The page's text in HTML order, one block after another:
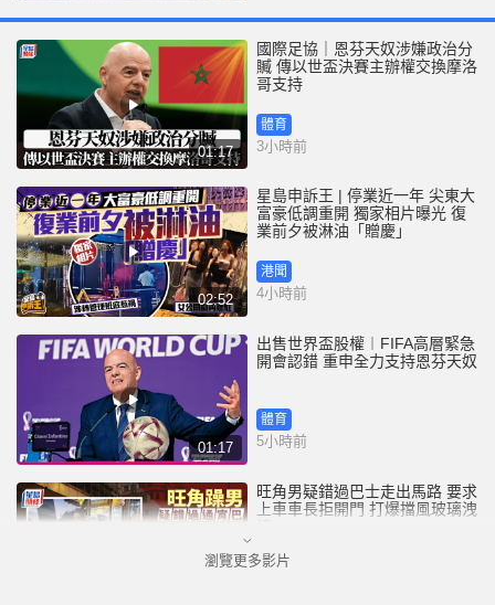
01:17
國際足協｜恩芬天奴涉嫌政治分
贓 傳以世盃決賽主辦權交換摩洛
哥支持
體育
3小時前
02:52
星島申訴王 | 停業近一年 尖東大
富豪低調重開 獨家相片曝光 復
業前夕被淋油「贈慶」
港聞
4小時前
01:17
出售世界盃股權︱FIFA高層緊急
開會認錯 重申全力支持恩芬天奴
體育
5小時前
旺角男疑錯過巴士走出馬路 要求
上車車長拒開門 打爆擋風玻璃洩
港聞
瀏覽更多影片